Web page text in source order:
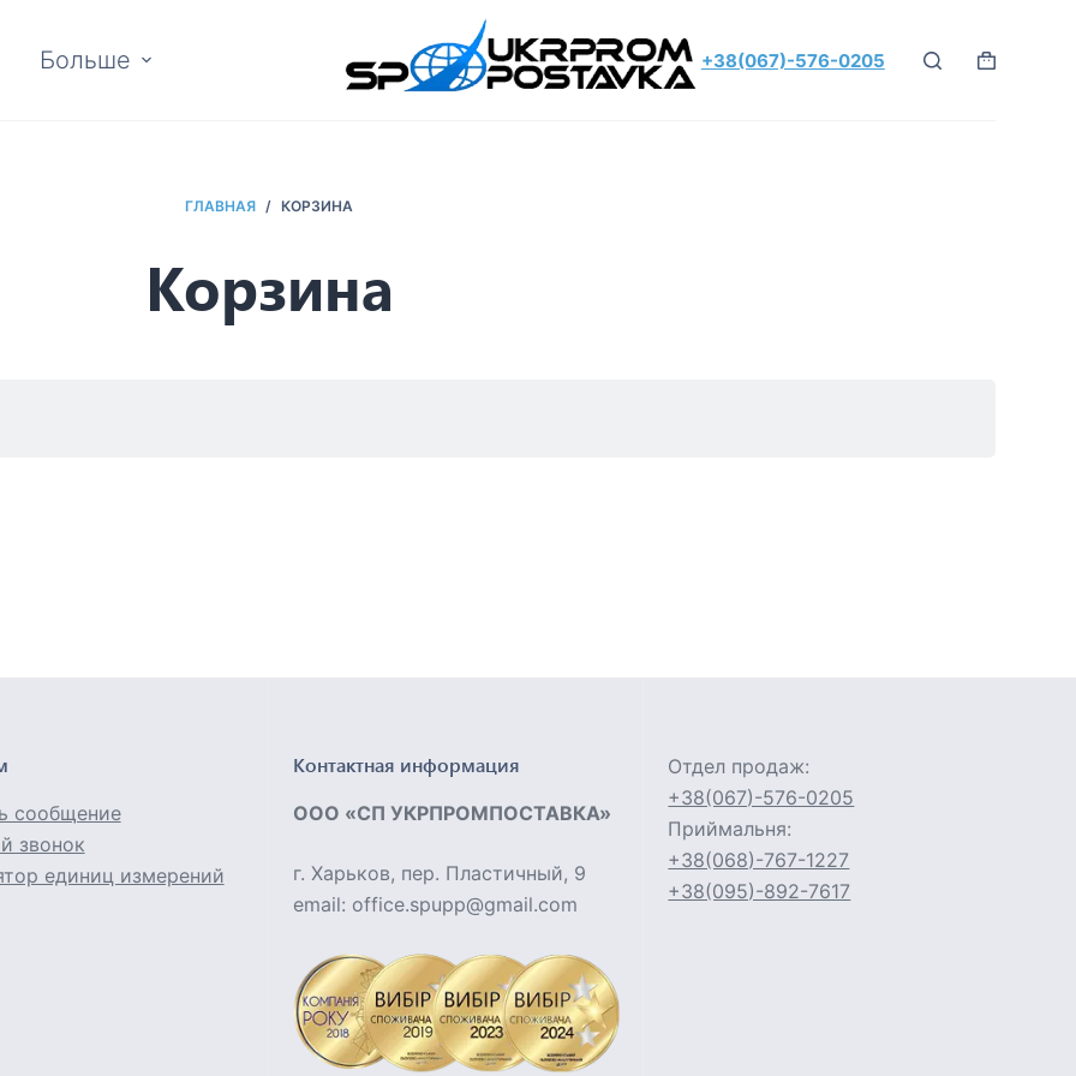
Больше +38(067)-576-0205
ГЛАВНАЯ / КОРЗИНА
Корзина
сообщение
звонок
единиц измерений
Контактная информация
ООО «СП УКРПРОМПОСТАВКА»
г. Харьков, пер. Пластичный, 9
email: office.spupp@gmail.com
Отдел продаж:
+38(067)-576-0205
Приймальня:
+38(068)-767-1227
+38(095)-892-7617